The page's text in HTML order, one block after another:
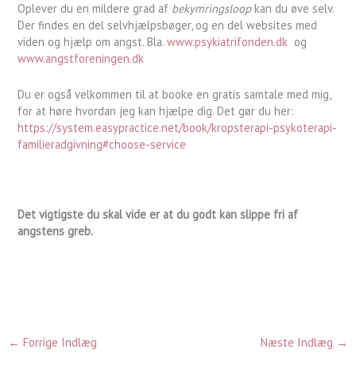
Oplever du en mildere grad af bekymringsloopkan du øve selv.
Der findes en del selvhjælpsbøger, og en del websites med
viden og hjælp om angst. Bla.www.psykiatrifonden.dk og
www.angstforeningen.dk
Du er også velkommen til at booke en gratis samtale med mig,
for at høre hvordan jeg kan hjælpe dig. Det gør du her:
https://system.easypractice.net/book/kropsterapi-psykoterapi-
familieradgivning#choose-service
Det vigtigste du skal vide er at du godt kan slippe fri af
angstens greb.
← Forrige Indlæg Næste Indlæg →